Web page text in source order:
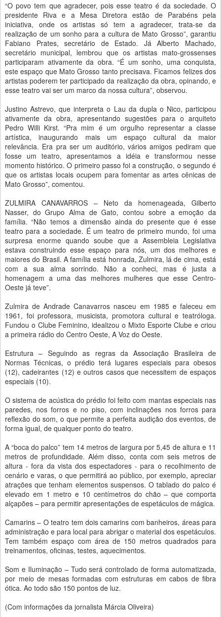
“O povo tem que agradecer, pois esse teatro é da sociedade. O
presidente Riva e a Mesa Diretora estão de Parabéns pela
iniciativa, onde os artistas só tem a agradecer, trata-se da
realização de um sonho para a cultura de Mato Grosso”, garantiu
Fabiano Prates, secretário de Estado. Já Alberto Machado,
secretário municipal, lembrou que os artistas mato-grossenses
participaram ativamente da obra. “É um sonho, uma conquista,
este espaço que Mato Grosso tanto precisava. Ficamos felizes dos
artistas poderem ter participado da realização da obra, opinando, e
esse teatro vai ser um marco da nossa cultura”, observou.
Justino Astrevo, que interpreta o Lau da dupla o Nico, participou
ativamente da obra, apresentando sugestões para o arquiteto
Pedro Willi Kirst. “Pra mim é um orgulho representar a classe
artística, inaugurando mais um espaço cultural da maior
relevância. Era pra ser um auditório, vários amigos pediram que
fosse um teatro, apresentamos a idéia e transformou nesse
momento histórico. O primeiro passo foi a construção, o segundo é
que os artistas locais ocupem para fomentar as artes cênicas de
Mato Grosso”, comentou.
ZULMIRA CANAVARROS – Neto da homenageada, Gilberto
Nasser, do Grupo Alma de Gato, contou sobre a emoção da
família. “Não temos a dimensão ainda do presente que é esse
teatro para a sociedade. É um teatro de primeiro mundo, foi uma
surpresa enorme quando soube que a Assembleia Legislativa
estava construindo esse espaço para nós, um dos melhores e
maiores do Brasil. A família está honrada, Zulmira, lá de cima, está
com a sua alma sorrindo. Não a conheci, mas é justa a
homenagem a uma das melhores mulheres que esse Centro-
Oeste já teve”.
Zulmira de Andrade Canavarros nasceu em 1985 e faleceu em
1961, foi professora, musicista, promotora cultural e teatróloga.
Fundou o Clube Feminino, idealizou o Mixto Esporte Clube e criou
a primeira rádio do Centro Oeste, A Voz do Oeste.
Estrutura – Seguindo as regras da Associação Brasileira de
Normas Técnicas, o prédio terá lugares especiais para obesos
(12), cadeirantes (12) e outros casos que necessitem de espaços
especiais (10).
O sistema de acústica do prédio foi feito com mantas especiais nas
paredes, nos forros e no piso, com inclinações nos forros para
reflexão do som, o que permite a perfeita audição dos eventos, de
forma igual, de qualquer ponto do teatro.
A “boca do palco” tem 14 metros de largura por 5,45 de altura e 11
metros de profundidade. Além disso, conta com seis metros de
altura - fora da vista dos espectadores - para o recolhimento de
cenário e varas, o que permitirá ao público, por exemplo, apreciar
atrações que tenham elementos suspensos. O tablado do palco é
elevado em 1 metro e 10 centímetros do chão – que comporta
alçapões – para permitir apresentações de espetáculos de mágica.
Camarins – O teatro tem dois camarins com banheiros, áreas para
administração e para local para abrigar o material dos espetáculos.
Tem também espaço com área de 150 metros quadrados para
treinamentos, oficinas, testes, aquecimentos.
Som e Iluminação – Tudo será controlado de forma automatizada,
por meio de mesas formadas com estruturas em cabos de fibra
ótica. Ao todo são 150 pontos de luz.
(Com informações da jornalista Márcia Oliveira)